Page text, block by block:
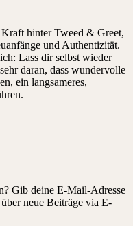
hinter Tweed & Greet,
und Authentizität.
Lass dir selbst wieder
daran, dass wundervolle
ein langsameres,
Gib deine E-Mail-Adresse
neue Beiträge via E-